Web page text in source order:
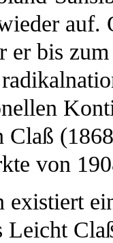
er bis
Claß
von
existiert
Leicht